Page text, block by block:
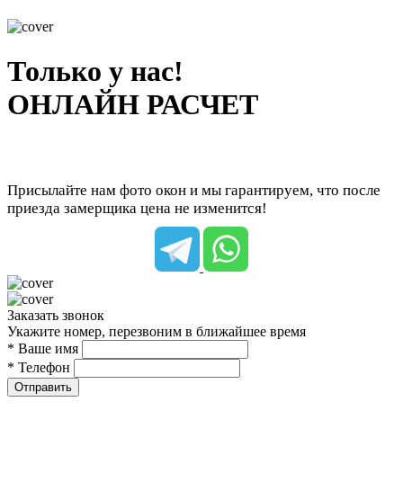
Только у нас!
ОНЛАЙН РАСЧЕТ
Присылайте нам фото окон и мы гарантируем, что после
приезда замерщика цена не изменится!
Заказать звонок
Укажите номер, перезвоним в ближайшее время
* Ваше имя
* Телефон
Отправить